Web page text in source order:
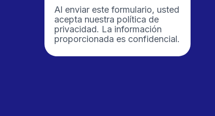
Al enviar este formulario, usted
acepta nuestra política de
privacidad. La información
proporcionada es confidencial.